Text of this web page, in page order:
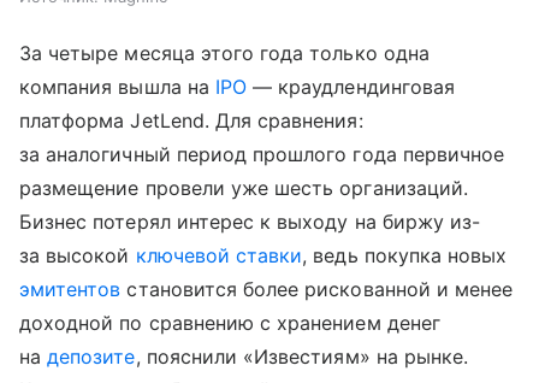
За четыре месяца этого года только одна
компания вышла на IPO — краудлендинговая
платформа JetLend. Для сравнения:
за аналогичный период прошлого года первичное
размещение провели уже шесть организаций.
Бизнес потерял интерес к выходу на биржу из-
за высокой ключевой ставки, ведь покупка новых
эмитентов становится более рискованной и менее
доходной по сравнению с хранением денег
надепозите, пояснили «Известиям» на рынке.